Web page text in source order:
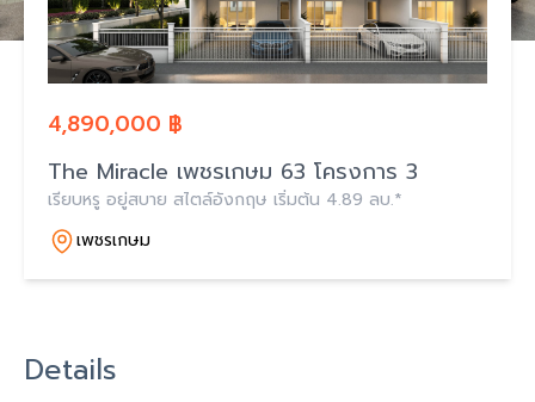
4,890,000 ฿
The Miracle เพชรเกษม 63 โครงการ 3
เรียบหรู อยู่สบาย สไตล์อังกฤษ เริ่มต้น 4.89 ลบ.*
เพชรเกษม
Details